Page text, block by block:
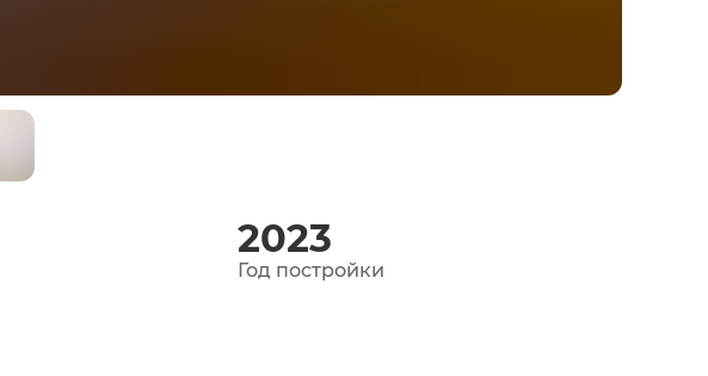
2023
Год постройки